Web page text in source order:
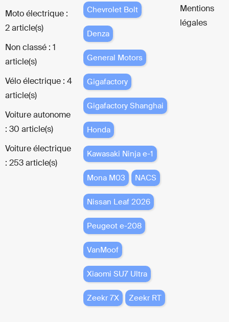
Moto électrique :
2 article(s)
Non classé : 1
article(s)
Vélo électrique : 4
article(s)
Voiture autonome
: 30 article(s)
Voiture électrique
: 253 article(s)
Chevrolet Bolt
Denza
General Motors
Gigafactory
Gigafactory Shanghai
Honda
Kawasaki Ninja e-1
Mona M03 NACS
Nissan Leaf 2026
Peugeot e-208
VanMoof
Xiaomi SU7 Ultra
Zeekr 7X Zeekr RT
Mentions
légales